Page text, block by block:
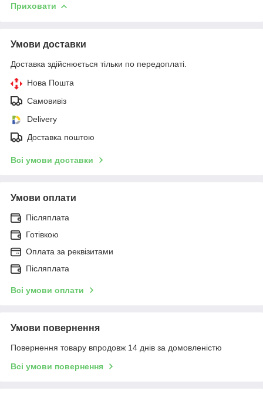
Приховати
Умови доставки
Доставка здійснюється тільки по передоплаті.
Нова Пошта
Самовивіз
Delivery
Доставка поштою
Всі умови доставки
Умови оплати
Післяплата
Готівкою
Оплата за реквізитами
Післяплата
Всі умови оплати
Умови повернення
Повернення товару впродовж 14 днів за домовленістю
Всі умови повернення